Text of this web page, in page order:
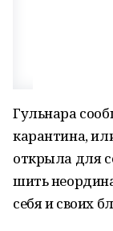
Гульнара
карантина,
открыла для
шить
себя и своих